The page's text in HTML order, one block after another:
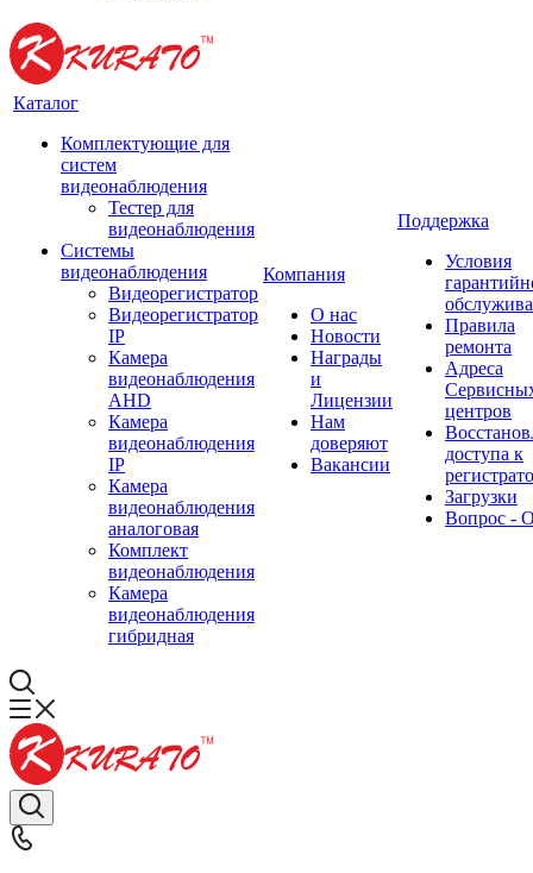
Каталог
Комплектующие для
систем
видеонаблюдения
Тестер для
видеонаблюдения
Системы
видеонаблюдения
Видеорегистратор
Видеорегистратор
IP
Камера
видеонаблюдения
AHD
Камера
видеонаблюдения
IP
Камера
видеонаблюдения
аналоговая
Комплект
видеонаблюдения
Камера
видеонаблюдения
гибридная
Компания
О нас
Новости
Награды
и
Лицензии
Нам
доверяют
Вакансии
Поддержка
Условия
Правила
ремонта
Адреса
центров
доступа к
Загрузки
Вопрос -